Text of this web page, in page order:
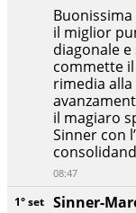
1° set Sinner-
il miglior
diagonale e
commette
rimedia
il magiaro
Sinner con
08:47